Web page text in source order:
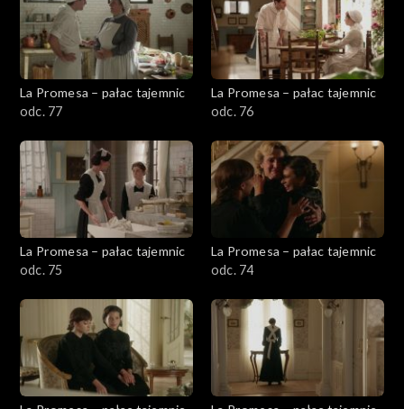
La Promesa – pałac tajemnic
odc. 77
La Promesa – pałac tajemnic
odc. 76
La Promesa – pałac tajemnic
odc. 75
La Promesa – pałac tajemnic
odc. 74